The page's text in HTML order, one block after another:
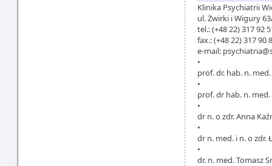
Klinika Psychiatrii
ul. Żwirki i Wigury
tel.: (+48 22) 317 92
fax.: (+48 22) 317 90
e-mail:
•
prof. dr. hab. n.
•
prof. dr hab. n.
•
dr n. o zdr. Anna
•
dr n. med. i n. o zdr.
•
dr. n. med. Tomasz